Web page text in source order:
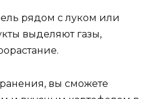
рядом с луком или
выделяют газы,
вы сможете